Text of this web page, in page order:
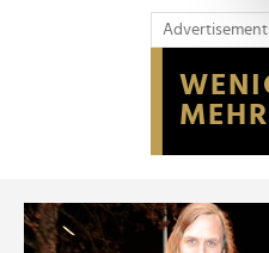
Advertisement